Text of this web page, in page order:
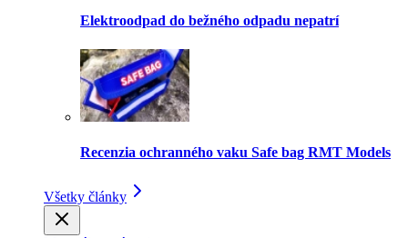
Elektroodpad do bežného odpadu nepatrí
Recenzia ochranného vaku Safe bag RMT Models
Všetky články